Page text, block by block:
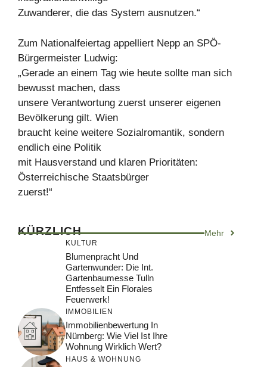
Zuwanderer, die das System ausnutzen.“
Zum Nationalfeiertag appelliert Nepp an SPÖ-
Bürgermeister Ludwig:
„Gerade an einem Tag wie heute sollte man sich
bewusst machen, dass
unsere Verantwortung zuerst unserer eigenen
Bevölkerung gilt. Wien
braucht keine weitere Sozialromantik, sondern
endlich eine Politik
mit Hausverstand und klaren Prioritäten:
Österreichische Staatsbürger
zuerst!“
KÜRZLICH Mehr
KULTUR
Blumenpracht Und
Gartenwunder: Die Int.
Gartenbaumesse Tulln
Entfesselt Ein Florales
Feuerwerk!
IMMOBILIEN
Immobilienbewertung In
Nürnberg: Wie Viel Ist Ihre
Wohnung Wirklich Wert?
HAUS & WOHNUNG